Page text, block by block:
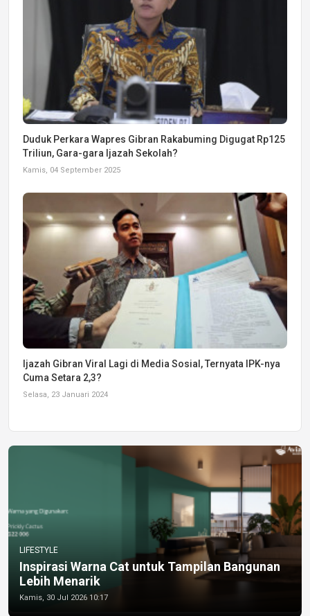
Duduk Perkara Wapres Gibran Rakabuming Digugat Rp125
Triliun, Gara-gara Ijazah Sekolah?
Kamis, 04 September 2025
Ijazah Gibran Viral Lagi di Media Sosial, Ternyata IPK-nya
Cuma Setara 2,3?
Selasa, 23 Januari 2024
LIFESTYLE
Inspirasi Warna Cat untuk Tampilan Bangunan
Lebih Menarik
Kamis, 30 Jul 2026 10:17